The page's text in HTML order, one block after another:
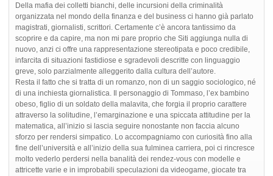
Della mafia dei colletti bianchi, delle incursioni della criminalità
organizzata nel mondo della finanza e del business ci hanno già parlato
magistrati, giornalisti, scrittori. Certamente c’è ancora tantissimo da
scoprire e da capire, ma non mi pare proprio che Siti aggiunga nulla di
nuovo, anzi ci offre una rappresentazione stereotipata e poco credibile,
infarcita di situazioni fastidiose e sgradevoli descritte con linguaggio
greve, solo parzialmente alleggerito dalla cultura dell’autore.
Resta il fatto che si tratta di un romanzo, non di un saggio sociologico, né
di una inchiesta giornalistica. Il personaggio di Tommaso, l’ex bambino
obeso, figlio di un soldato della malavita, che forgia il proprio carattere
attraverso la solitudine, l’emarginazione e una spiccata attitudine per la
matematica, all’inizio si lascia seguire nonostante non faccia alcuno
sforzo per rendersi simpatico. Lo accompagniamo con curiosità fino alla
fine dell’università e all’inizio della sua fulminea carriera, poi ci rincresce
molto vederlo perdersi nella banalità dei rendez-vous con modelle e
attricette varie e in improbabili speculazioni da videogame, giocate tra